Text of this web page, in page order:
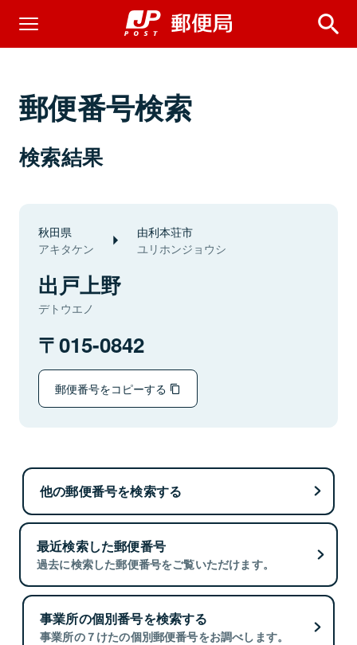
郵便番号検索
検索結果
秋田県
アキタケン
由利本荘市
ユリホンジョウシ
出戸上野
デトウエノ
015-0842
郵便番号をコピーする
他の郵便番号を検索する
最近検索した郵便番号
過去に検索した郵便番号をご覧いただけます。
事業所の個別番号を検索する
事業所の７けたの個別郵便番号をお調べします。